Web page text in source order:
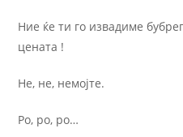
Ние ќе ти го извадиме
цената !
Не, не, немојте.
Po, po, po…